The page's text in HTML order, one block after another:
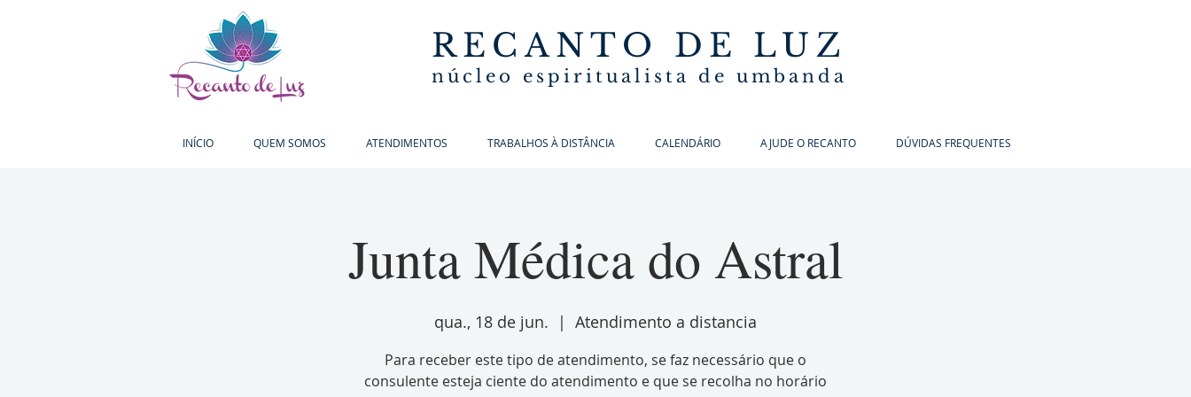
RECANTO DE LUZ
núcleo espiritualista de umbanda
INÍCIO QUEM SOMOS ATENDIMENTOS TRABALHOS À DISTÂNCIA CALENDÁRIO AJUDE O RECANTO DÚVIDAS FREQUENTES
Junta Médica do Astral
qua., 18 de jun.
  |
Atendimento a distancia
Para receber este tipo de atendimento, se faz necessário que o
consulente esteja ciente do atendimento e que se recolha no horário